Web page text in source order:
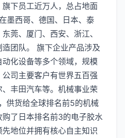
下员工近万人，总占地面
墨西哥、德国、日本、泰
莞、厦门、西安、浙江、
团队。 旗下企业产品涉及
化设备等多个领域，规模
司主要客户有世界五百强
丰田汽车等。机械事业荣
供货给全球排名前5的机械
了日本排名前3的电子胶水
地位并拥有核心自主知识